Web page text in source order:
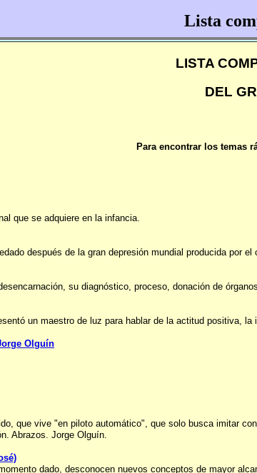
Lista
LISTA
DEL
Para encontrar los temas
que se adquiere en la infancia.
después de la gran depresión mundial producida por
su diagnóstico, proceso, donación de
un maestro de luz para hablar de la actitud positiva,
Olguín
que vive "en piloto automático", que solo busca imitar
Abrazos. Jorge Olguín.
dado, desconocen nuevos conceptos de mayor